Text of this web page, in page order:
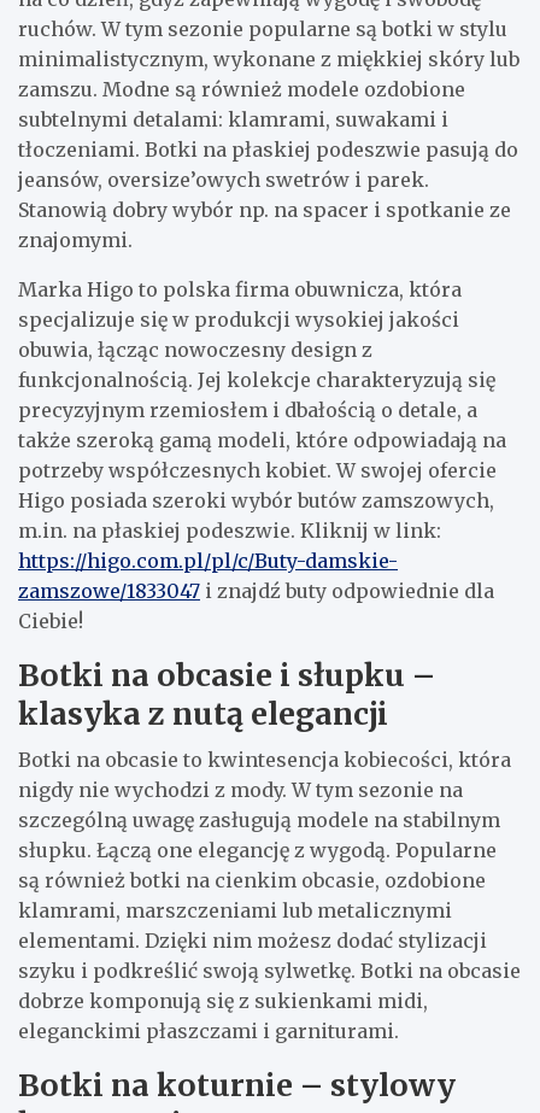
ruchów. W tym sezonie popularne są botki w stylu
minimalistycznym, wykonane z miękkiej skóry lub
zamszu. Modne są również modele ozdobione
subtelnymi detalami: klamrami, suwakami i
tłoczeniami. Botki na płaskiej podeszwie pasują do
jeansów, oversize’owych swetrów i parek.
Stanowią dobry wybór np. na spacer i spotkanie ze
znajomymi.
Marka Higo to polska firma obuwnicza, która
specjalizuje się w produkcji wysokiej jakości
obuwia, łącząc nowoczesny design z
funkcjonalnością. Jej kolekcje charakteryzują się
precyzyjnym rzemiosłem i dbałością o detale, a
także szeroką gamą modeli, które odpowiadają na
potrzeby współczesnych kobiet. W swojej ofercie
Higo posiada szeroki wybór butów zamszowych,
m.in. na płaskiej podeszwie. Kliknij w link:
https://higo.com.pl/pl/c/Buty-damskie-
zamszowe/1833047 i znajdź buty odpowiednie dla
Ciebie!
Botki na obcasie i słupku –
klasyka z nutą elegancji
Botki na obcasie to kwintesencja kobiecości, która
nigdy nie wychodzi z mody. W tym sezonie na
szczególną uwagę zasługują modele na stabilnym
słupku. Łączą one elegancję z wygodą. Popularne
są również botki na cienkim obcasie, ozdobione
klamrami, marszczeniami lub metalicznymi
elementami. Dzięki nim możesz dodać stylizacji
szyku i podkreślić swoją sylwetkę. Botki na obcasie
dobrze komponują się z sukienkami midi,
eleganckimi płaszczami i garniturami.
Botki na koturnie – stylowy